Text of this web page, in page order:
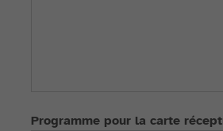
Programme pour la carte